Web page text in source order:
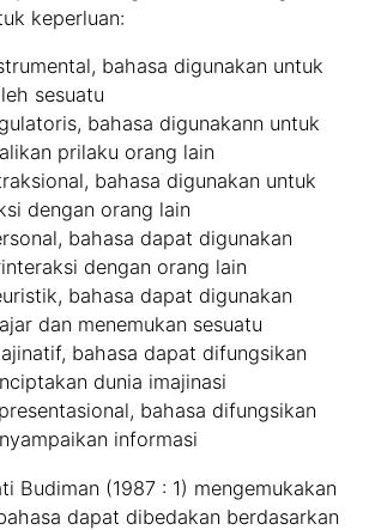
keperluan:
bahasa digunakan untuk
sesuatu
bahasa digunakann untuk
prilaku orang lain
bahasa digunakan untuk
dengan orang lain
bahasa dapat digunakan
dengan orang lain
bahasa dapat digunakan
dan menemukan sesuatu
bahasa dapat difungsikan
dunia imajinasi
bahasa difungsikan
informasi
Budiman (1987 : 1) mengemukakan
dapat dibedakan berdasarkan